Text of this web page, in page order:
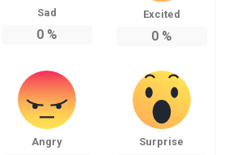
Sad
0%
Excited
0%
Angry Surprise